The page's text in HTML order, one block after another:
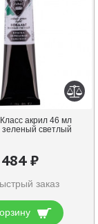
акрил 46 мл
зеленый светлый
484 ₽
заказ